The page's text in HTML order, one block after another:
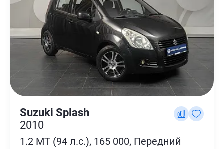
Suzuki Splash
2010
1.2 MT (94 л.с.), 165 000, Передний